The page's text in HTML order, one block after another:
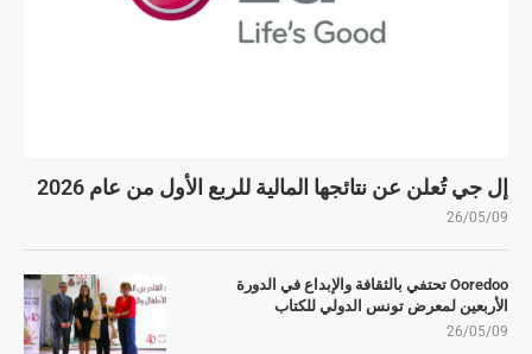
إل جي تُعلن عن نتائجها المالية للربع الأول من عام 2026
26/05/09
Ooredoo تحتفي بالثقافة والإبداع في الدورة
الأربعين لمعرض تونس الدولي للكتاب
26/05/09